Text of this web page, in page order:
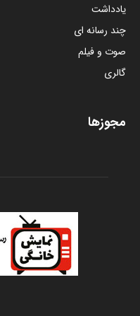
یادداشت
چند رسانه ای
صوت و فیلم
گالری
مجوزها